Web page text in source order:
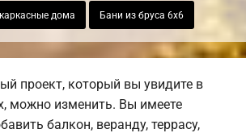
дома Бани из бруса 6х6
проект, который вы увидите в
можно изменить. Вы имеете
балкон, веранду, террасу,